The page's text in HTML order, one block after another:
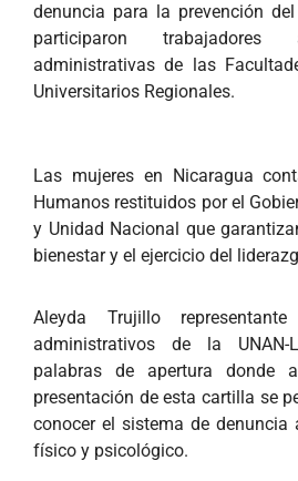
denuncia para la prevención
participaron trabajadores
administrativas de las
Universitarios Regionales.
Las mujeres en Nicaragua
Humanos restituidos por el
y Unidad Nacional que
bienestar y el ejercicio del
Aleyda Trujillo
administrativos de la UNAN-
palabras de apertura donde
presentación de esta cartilla se
conocer el sistema de denuncia
físico y psicológico.